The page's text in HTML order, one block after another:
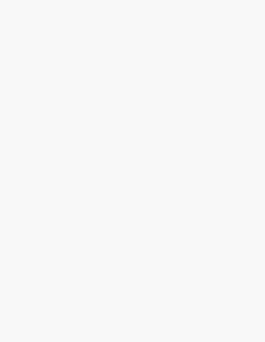
fontaines et de jets
aux familles d’avoir une
un cadre tout à fait
chou. Le projet
Groupe
L’attraction d’une
comprend 390 jets
450 000 litres d’eau à
est
plaisir avec ses 2